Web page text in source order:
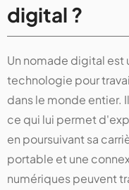
digital ?
Un nomade digital est
technologie pour
dans le monde entier.
ce qui lui permet
en poursuivant sa
portable et une
numériques peuvent